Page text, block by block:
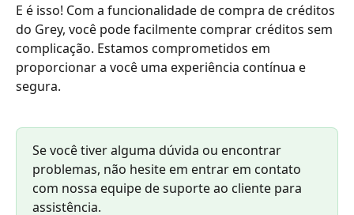
E é isso! Com a funcionalidade de compra de créditos
do Grey, você pode facilmente comprar créditos sem
complicação. Estamos comprometidos em
proporcionar a você uma experiência contínua e
segura.
Se você tiver alguma dúvida ou encontrar
problemas, não hesite em entrar em contato
com nossa equipe de suporte ao cliente para
assistência.